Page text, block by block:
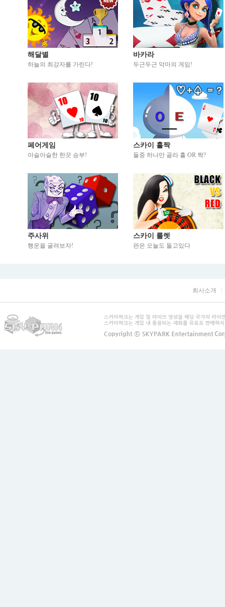
해달별
하늘의 최강자를 가린다!
바카라
두근두근 악마의 게임!
페어게임
아슬아슬한 한끗 승부!
스카이 홀짝
둘중 하나만 골라 홀 OR 짝?
주사위
행운을 굴려보자!
스카이 룰렛
판은 오늘도 돌고있다
회사소개